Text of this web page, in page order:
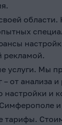
рекламой.
услуги. Мы
– от анализа
настройки и